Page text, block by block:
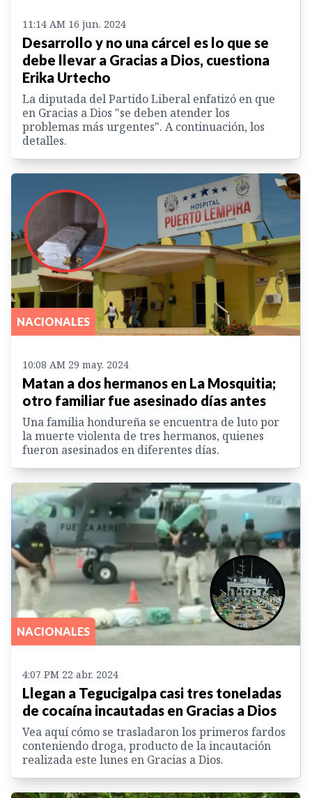
11:14 AM 16 jun. 2024
Desarrollo y no una cárcel es lo que se
debe llevar a Gracias a Dios, cuestiona
Erika Urtecho
La diputada del Partido Liberal enfatizó en que
en Gracias a Dios "se deben atender los
problemas más urgentes". A continuación, los
detalles.
NACIONALES
10:08 AM 29 may. 2024
Matan a dos hermanos en La Mosquitia;
otro familiar fue asesinado días antes
Una familia hondureña se encuentra de luto por
la muerte violenta de tres hermanos, quienes
fueron asesinados en diferentes días.
NACIONALES
4:07 PM 22 abr. 2024
Llegan a Tegucigalpa casi tres toneladas
de cocaína incautadas en Gracias a Dios
Vea aquí cómo se trasladaron los primeros fardos
conteniendo droga, producto de la incautación
realizada este lunes en Gracias a Dios.